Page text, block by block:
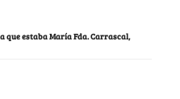
que estaba María Fda. Carrascal,